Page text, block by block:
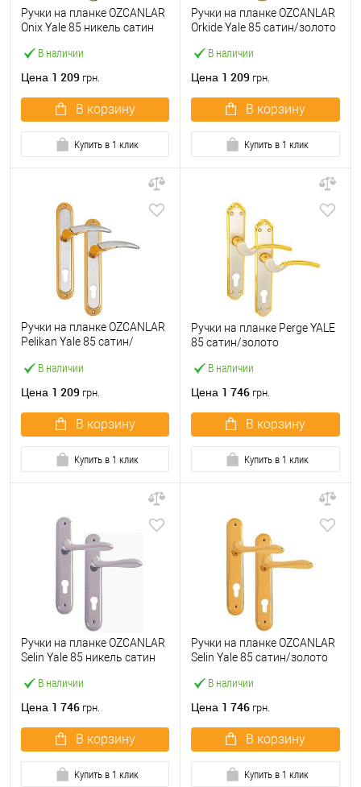
В наличии
Ручки на планке OZCANLAR
Onix Yale 85 никель сатин
Цена 1 209 грн.
В корзину
Купить в 1 клик
В наличии
Ручки на планке OZCANLAR
Orkide Yale 85 сатин/золото
Цена 1 209 грн.
В корзину
Купить в 1 клик
В наличии
Ручки на планке OZCANLAR
Pelikan Yale 85 сатин/
Цена 1 209 грн.
В корзину
Купить в 1 клик
В наличии
Ручки на планке Perge YALE
85 сатин/золото
Цена 1 746 грн.
В корзину
Купить в 1 клик
В наличии
Ручки на планке OZCANLAR
Selin Yale 85 никель сатин
Цена 1 746 грн.
В корзину
Купить в 1 клик
В наличии
Ручки на планке OZCANLAR
Selin Yale 85 сатин/золото
Цена 1 746 грн.
В корзину
Купить в 1 клик